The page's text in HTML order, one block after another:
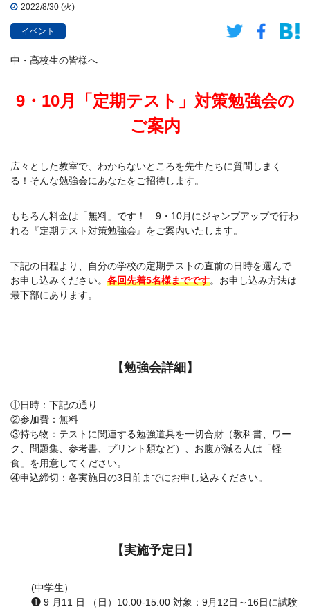
2022/8/30 (火)
イベント
中・高校生の皆様へ
9・10月「定期テスト」対策勉強会の
ご案内
広々とした教室で、わからないところを先生たちに質問しまく
る！そんな勉強会にあなたをご招待します。
もちろん料金は「無料」です！ 9・10月にジャンプアップで行わ
れる『定期テスト対策勉強会』をご案内いたします。
下記の日程より、自分の学校の定期テストの直前の日時を選んで
お申し込みください。 各回先着5名様までです。お申し込み方法は
最下部にあります。
【勉強会詳細】
①日時：下記の通り
②参加費：無料
③持ち物：テストに関連する勉強道具を一切合財（教科書、ワー
ク、問題集、参考書、プリント類など）、お腹が減る人は「軽
食」を用意してください。
④申込締切：各実施日の3日前までにお申し込みください。
【実施予定日】
(中学生）
❶ 9 月11 日 （日）10:00-15:00 対象：9月12日～16日に試験